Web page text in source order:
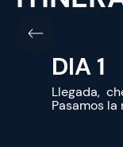
DIA 1
Llegada,
Pasamos